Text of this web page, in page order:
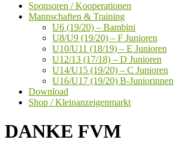
Sponsoren / Kooperationen
Mannschaften & Training
U6 (19/20) – Bambini
U8/U9 (19/20) – F Junioren
U10/U11 (18/19) – E Junioren
U12/13 (17/18) – D Junioren
U14/U15 (19/20) – C Junioren
U16/U17 (19/20) B-Juniorinnen
Download
Shop / Kleinanzeigenmarkt
DANKE FVM